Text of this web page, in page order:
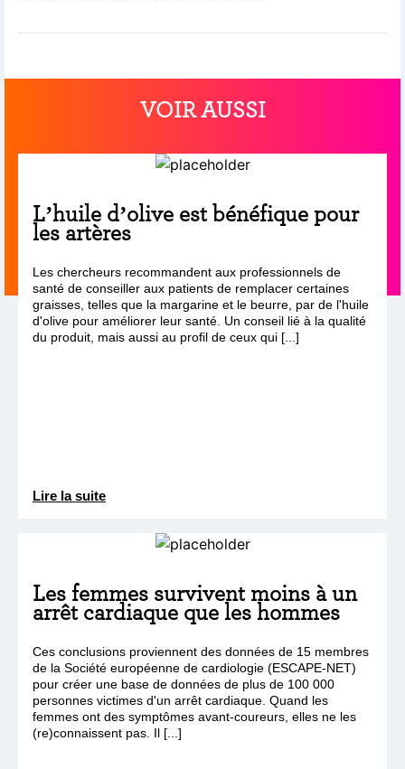
VOIR AUSSI
L’huile d’olive est bénéfique pour
les artères
Les chercheurs recommandent aux professionnels de
santé de conseiller aux patients de remplacer certaines
graisses, telles que la margarine et le beurre, par de l'huile
d'olive pour améliorer leur santé. Un conseil lié à la qualité
du produit, mais aussi au profil de ceux qui [...]
Lire la suite
Les femmes survivent moins à un
arrêt cardiaque que les hommes
Ces conclusions proviennent des données de 15 membres
de la Société européenne de cardiologie (ESCAPE-NET)
pour créer une base de données de plus de 100 000
personnes victimes d'un arrêt cardiaque. Quand les
femmes ont des symptômes avant-coureurs, elles ne les
(re)connaissent pas. Il [...]